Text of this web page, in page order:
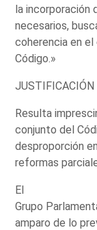
la incorporación
necesarios,
coherencia en
Código.»
JUSTIFICACIÓN
Resulta
conjunto del
desproporción
reformas
El
Grupo
amparo de lo